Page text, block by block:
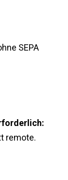
SEPA
remote.